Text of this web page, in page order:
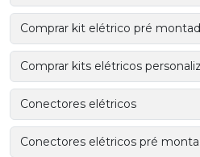
Comprar kit elétrico pré
Comprar kits elétricos
Conectores elétricos
Conectores elétricos pré